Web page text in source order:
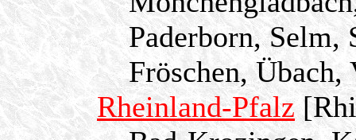
Paderborn, Selm,
Fröschen, Übach,
Rheinland-Pfalz